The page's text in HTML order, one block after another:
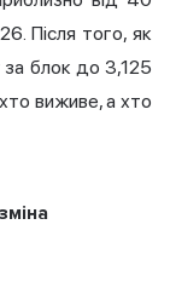
Після того, як
блок до3,125
виживе, а хто